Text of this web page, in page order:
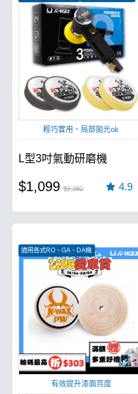
保固一年
輕巧實用、局部拋光ok
L型3吋氣動研磨機
$1,099 $2,280 4.9
適用各式RO、GA、DA機
白色極軟如蛋糕
低中心斜切配重
有效提升漆面亮度